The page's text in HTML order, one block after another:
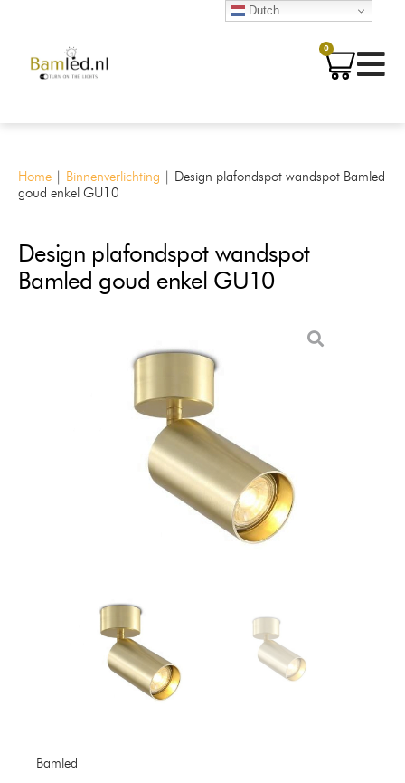
0
Home | Binnenverlichting | Design plafondspot wandspot Bamled
goud enkel GU10
Design plafondspot wandspot
Bamled goud enkel GU10
Bamled
Dutch